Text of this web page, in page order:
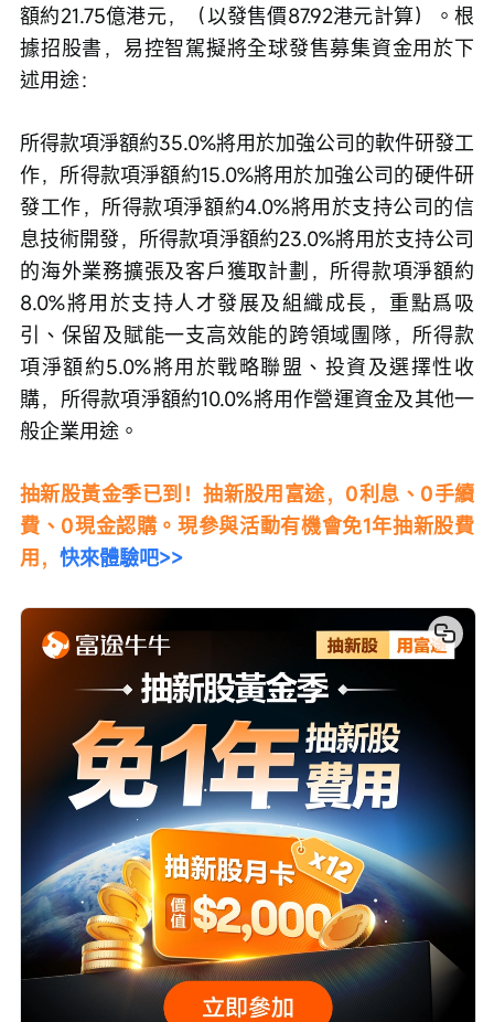
額約21.75億港元，（以發售價87.92港元計算）。根
據招股書，易控智駕擬將全球發售募集資金用於下
述用途：
所得款項淨額約35.0%將用於加強公司的軟件研發工
作，所得款項淨額約15.0%將用於加強公司的硬件研
發工作，所得款項淨額約4.0%將用於支持公司的信
息技術開發，所得款項淨額約23.0%將用於支持公司
的海外業務擴張及客戶獲取計劃，所得款項淨額約
8.0%將用於支持人才發展及組織成長，重點爲吸
引、保留及賦能一支高效能的跨領域團隊，所得款
項淨額約5.0%將用於戰略聯盟、投資及選擇性收
購，所得款項淨額約10.0%將用作營運資金及其他一
般企業用途。
抽新股黃金季已到！抽新股用富途，0利息、0手續
費、0現金認購。現參與活動有機會免1年抽新股費
用， 快來體驗吧>>